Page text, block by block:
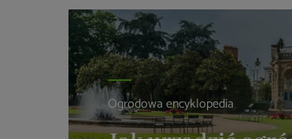
Ogrodowa encyklopedia